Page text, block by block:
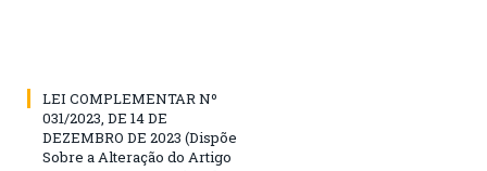
LEI COMPLEMENTAR Nº
031/2023, DE 14 DE
DEZEMBRO DE 2023 (Dispõe
Sobre a Alteração do Artigo